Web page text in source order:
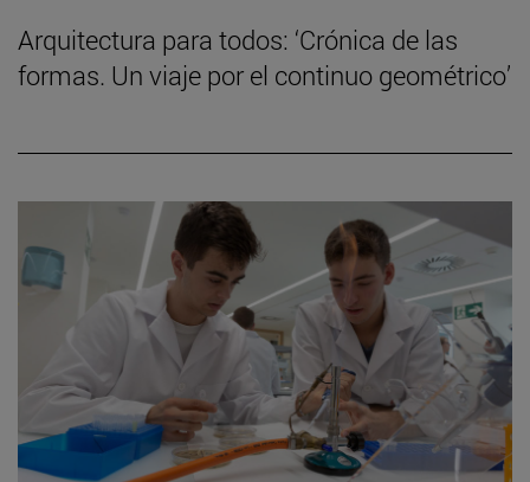
Arquitectura para todos: ‘Crónica de las
formas. Un viaje por el continuo geométrico’